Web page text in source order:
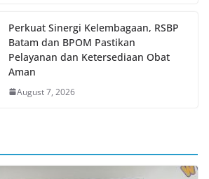
Perkuat Sinergi Kelembagaan, RSBP
Batam dan BPOM Pastikan
Pelayanan dan Ketersediaan Obat
Aman
August 7, 2026